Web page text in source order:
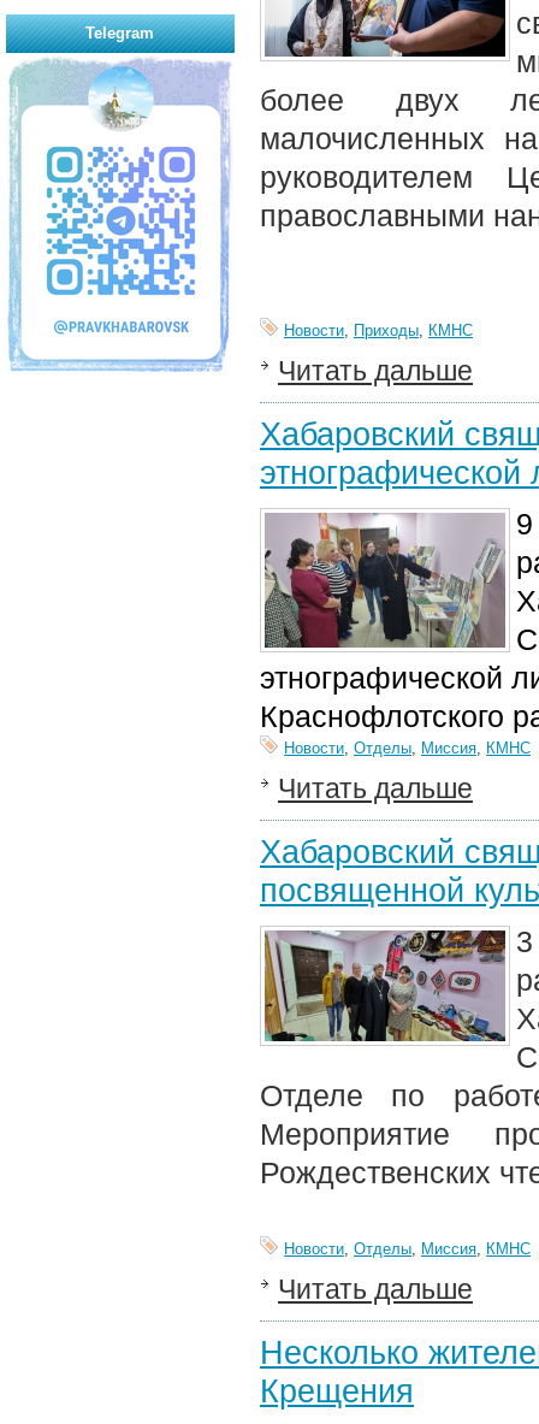
более двух
малочисленных
руководителем
православными
Новости, Приходы, КМНС
Читать дальше
Хабаровский
этнографической
этнографической
Краснофлотского
Новости, Отделы, Миссия, КМНС
Читать дальше
Хабаровский
посвященной
Отделе по
Мероприятие
Рождественских
Новости, Отделы, Миссия, КМНС
Читать дальше
Несколько
Крещения
Telegram